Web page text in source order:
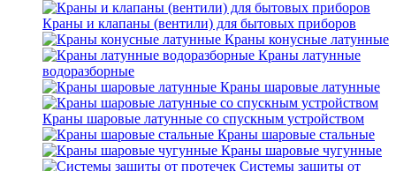
Краны и клапаны (вентили) для бытовых приборов
Краны конусные латунные
Краны латунные
водоразборные
Краны шаровые латунные
Краны шаровые латунные со спускным устройством
Краны шаровые стальные
Краны шаровые чугунные
Системы защиты от